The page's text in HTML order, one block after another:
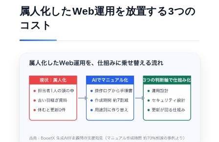
属人化したWeb運用を放置する3つの
コスト